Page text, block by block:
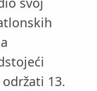
13.